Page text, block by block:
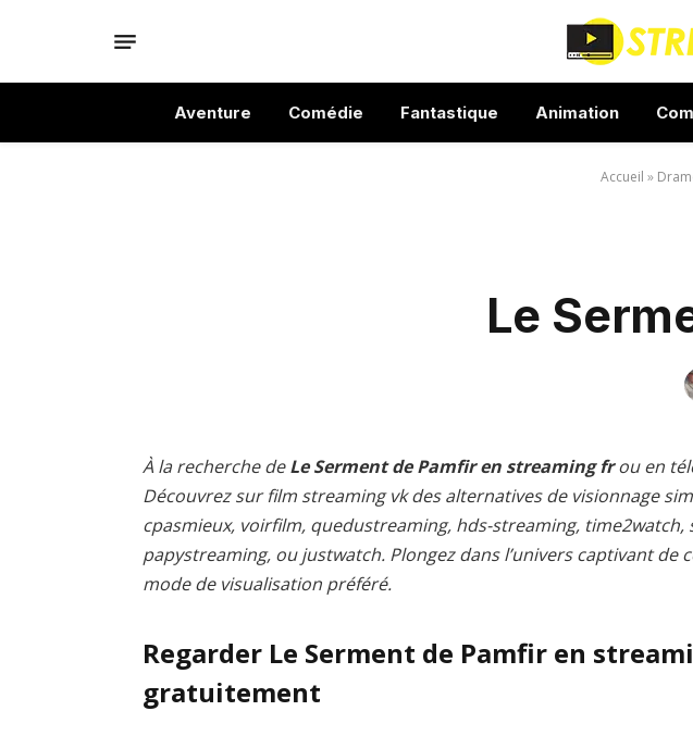
Aventure Comédie Fantastique Animation
Accueil »
Le
À la recherche deLe Serment de Pamfir en streaming frou en
Découvrez sur film streaming vk des alternatives de visionnage
cpasmieux, voirfilm, quedustreaming, hds-streaming, time2watch,
papystreaming, ou justwatch. Plongez dans l’univers captivant de
mode de visualisation préféré.
Regarder Le Serment de Pamfir en
gratuitement